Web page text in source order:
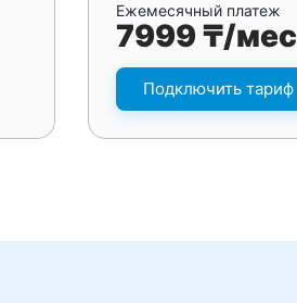
Ежемесячный платеж
7999 ₸/мес
Подключить тариф